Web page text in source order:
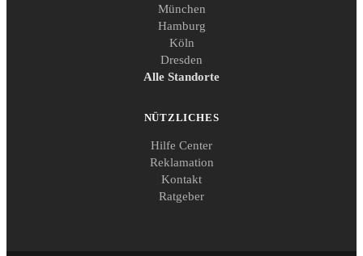
München
Hamburg
Köln
Dresden
Alle Standorte
NÜTZLICHES
Hilfe Center
Reklamation
Kontakt
Ratgeber